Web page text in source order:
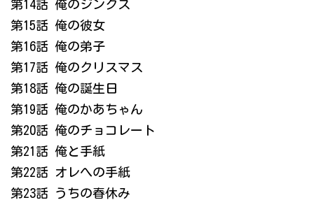
第14話 俺のジンクス
第15話 俺の彼女
第16話 俺の弟子
第17話 俺のクリスマス
第18話 俺の誕生日
第19話 俺のかあちゃん
第20話 俺のチョコレート
第21話 俺と手紙
第22話 オレへの手紙
第23話 うちの春休み